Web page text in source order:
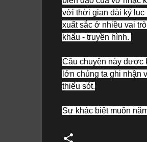
với thời gian dài kỷ lục
xuất sắc ở nhiều vai
khấu - truyền hình.
Câu chuyện này được
lớn chúng ta ghi nhận
thiếu sót.
Sự khác biệt muôn